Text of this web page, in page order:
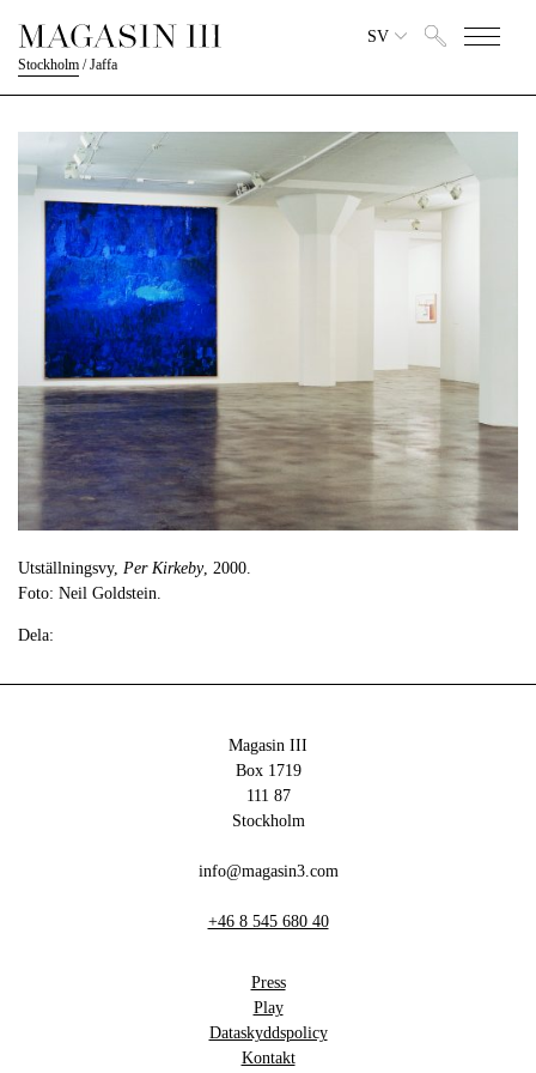
Stockholm /Jaffa
SV
Utställningsvy, Per Kirkeby, 2000.
Foto: Neil Goldstein.
Dela:
Magasin III
Box 1719
111 87
Stockholm
info@magasin3.com
+46 8 545 680 40
Press
Play
Dataskyddspolicy
Kontakt